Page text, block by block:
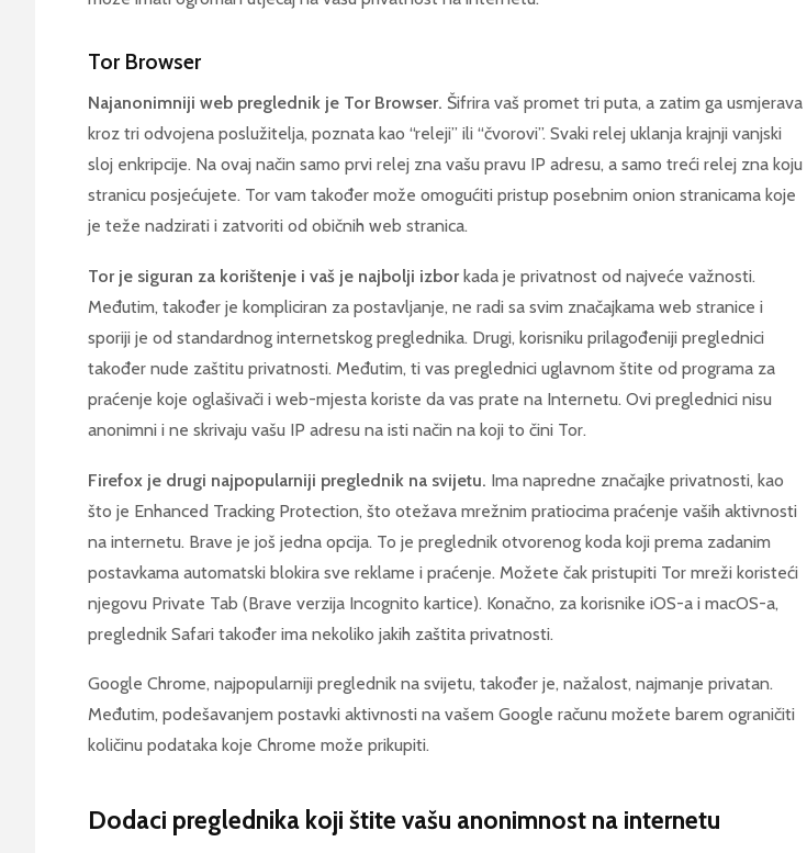
Tor Browser
Najanonimniji web preglednik je Tor Browser. Šifrira vaš promet tri puta, a zatim ga usmjerava
kroz tri odvojena poslužitelja, poznata kao “releji” ili “čvorovi”. Svaki relej uklanja krajnji vanjski
sloj enkripcije. Na ovaj način samo prvi relej zna vašu pravu IP adresu, a samo treći relej zna koju
stranicu posjećujete. Tor vam također može omogućiti pristup posebnim onion stranicama koje
je teže nadzirati i zatvoriti od običnih web stranica.
Tor je siguran za korištenje i vaš je najbolji izborkada je privatnost od najveće važnosti.
Međutim, također je kompliciran za postavljanje, ne radi sa svim značajkama web stranice i
sporiji je od standardnog internetskog preglednika. Drugi, korisniku prilagođeniji preglednici
također nude zaštitu privatnosti. Međutim, ti vas preglednici uglavnom štite od programa za
praćenje koje oglašivači i web-mjesta koriste da vas prate na Internetu. Ovi preglednici nisu
anonimni i ne skrivaju vašu IP adresu na isti način na koji to čini Tor.
Firefox je drugi najpopularniji preglednik na svijetu. Ima napredne značajke privatnosti, kao
što je Enhanced Tracking Protection, što otežava mrežnim pratiocima praćenje vaših aktivnosti
na internetu. Brave je još jedna opcija. To je preglednik otvorenog koda koji prema zadanim
postavkama automatski blokira sve reklame i praćenje. Možete čak pristupiti Tor mreži koristeći
njegovu Private Tab (Brave verzija Incognito kartice). Konačno, za korisnike iOS-a i macOS-a,
preglednik Safari također ima nekoliko jakih zaštita privatnosti.
Google Chrome, najpopularniji preglednik na svijetu, također je, nažalost, najmanje privatan.
Međutim, podešavanjem postavki aktivnosti na vašem Google računu možete barem ograničiti
količinu podataka koje Chrome može prikupiti.
Dodaci preglednika koji štite vašu anonimnost na internetu